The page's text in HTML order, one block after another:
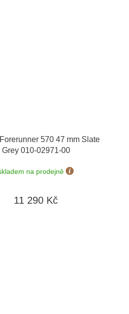
570 47 mm Slate
Grey 010-02971-00
na prodejně
11 290 Kč